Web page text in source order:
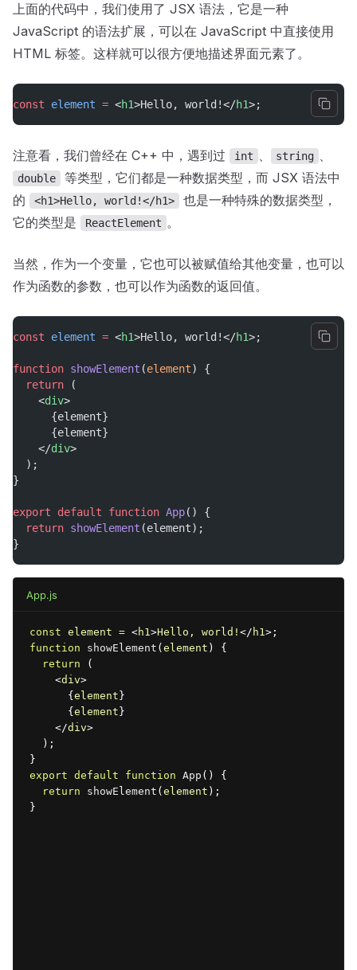
上面的代码中，我们使用了 JSX 语法，它是一种
JavaScript 的语法扩展，可以在 JavaScript 中直接使用
HTML 标签。这样就可以很方便地描述界面元素了。
const element = <h1>Hello, world!</h1>;
注意看，我们曾经在 C++ 中，遇到过 int 、 string 、
double
等类型，它们都是一种数据类型，而 JSX 语法中
的
<h1>Hello, world!</h1>
也是一种特殊的数据类型，
它的类型是
ReactElement 。
当然，作为一个变量，它也可以被赋值给其他变量，也可以
作为函数的参数，也可以作为函数的返回值。
const element = <h1>Hello, world!</h1>;
function showElement (element) {
return (
    <
div>
      {element}
      {element}
    </
div>
  );
}
export default function App() {
return showElement (element);
}
App.js
const element = <h1>Hello, world! </ h1> ;
function
showElement ( element )
{
return
(
<div>
{ element }
{ element }
</div>
) ;
}
export default function App ( )
{
return
showElement ( element ) ;
}